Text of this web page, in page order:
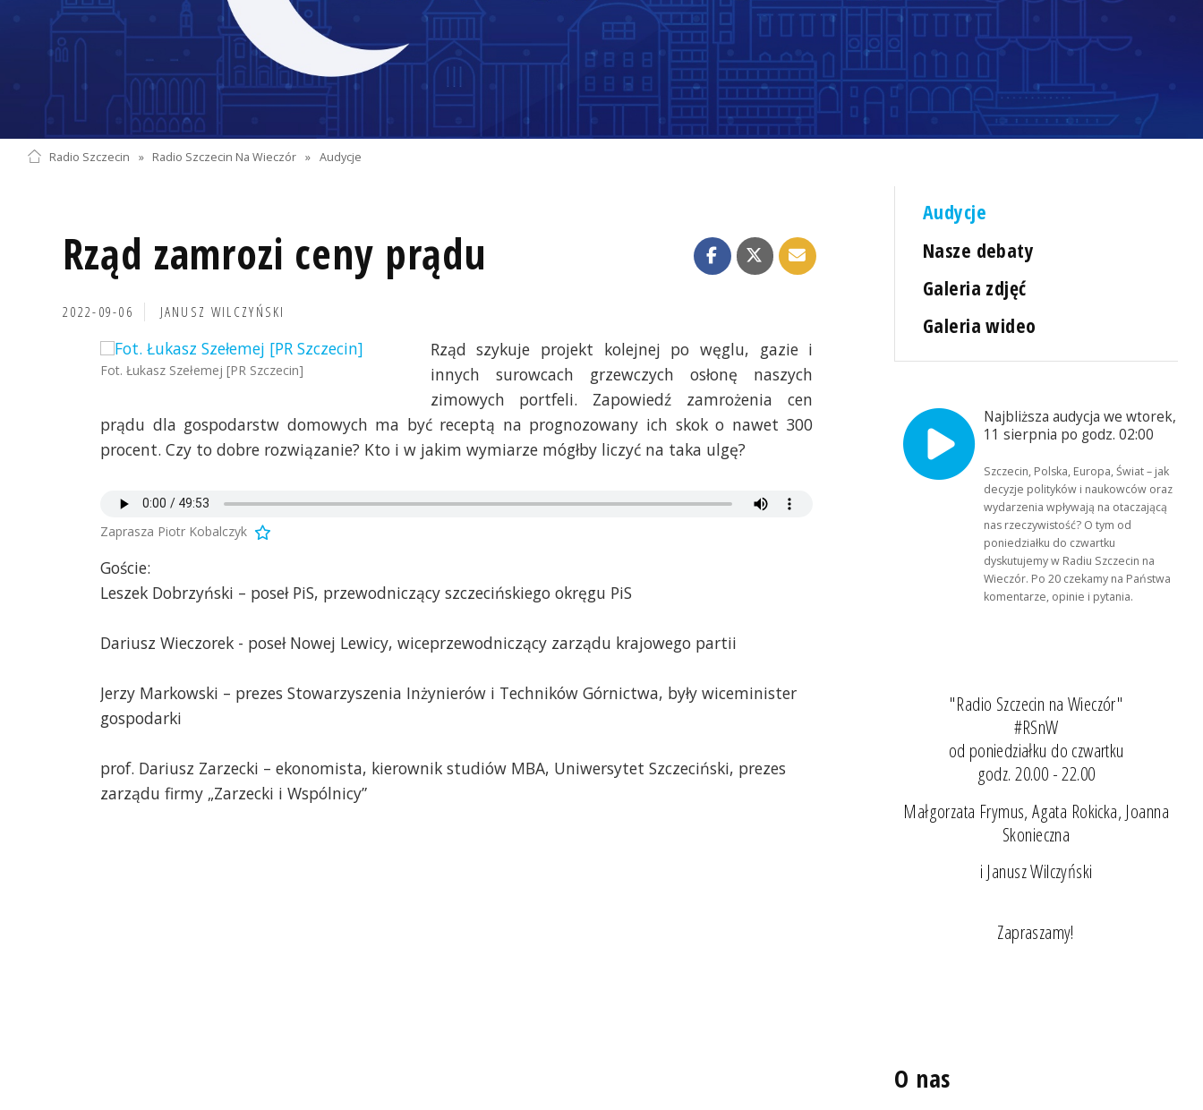
Radio Szczecin » Radio Szczecin Na Wieczór » Audycje
Rząd zamrozi ceny prądu
2022-09-06 JANUSZ WILCZYŃSKI
Fot. Łukasz Szełemej [PR Szczecin]
Rząd szykuje projekt kolejnej po węglu, gazie i
innych surowcach grzewczych osłonę naszych
zimowych portfeli. Zapowiedź zamrożenia cen
prądu dla gospodarstw domowych ma być receptą na prognozowany ich skok o nawet 300
procent. Czy to dobre rozwiązanie? Kto i w jakim wymiarze mógłby liczyć na taka ulgę?
Zaprasza Piotr Kobalczyk
Goście:
Leszek Dobrzyński – poseł PiS, przewodniczący szczecińskiego okręgu PiS
Dariusz Wieczorek - poseł Nowej Lewicy, wiceprzewodniczący zarządu krajowego partii
Jerzy Markowski – prezes Stowarzyszenia Inżynierów i Techników Górnictwa, były wiceminister
gospodarki
prof. Dariusz Zarzecki – ekonomista, kierownik studiów MBA, Uniwersytet Szczeciński, prezes
zarządu firmy „Zarzecki i Wspólnicy”
Audycje
Nasze debaty
Galeria zdjęć
Galeria wideo
Najbliższa audycja we wtorek,
11 sierpnia po godz. 02:00
Szczecin, Polska, Europa, Świat – jak
decyzje polityków i naukowców oraz
wydarzenia wpływają na otaczającą
nas rzeczywistość? O tym od
poniedziałku do czwartku
dyskutujemy w Radiu Szczecin na
Wieczór. Po 20 czekamy na Państwa
komentarze, opinie i pytania.
"Radio Szczecin na Wieczór"
#RSnW
od poniedziałku do czwartku
godz. 20.00 - 22.00
Małgorzata Frymus, Agata Rokicka, Joanna
Skonieczna
i Janusz Wilczyński
Zapraszamy!
O nas